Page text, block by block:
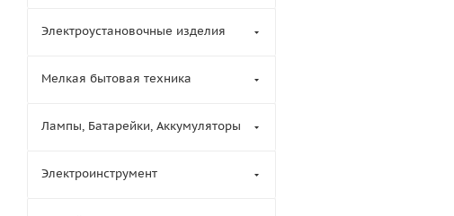
Электроустановочные изделия
Мелкая бытовая техника
Лампы, Батарейки, Аккумуляторы
Электроинструмент